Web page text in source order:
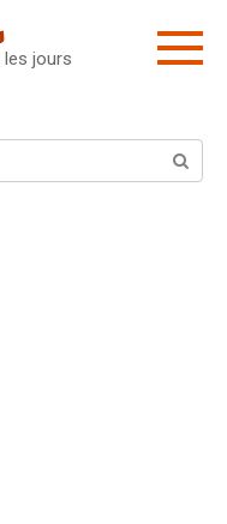
jours